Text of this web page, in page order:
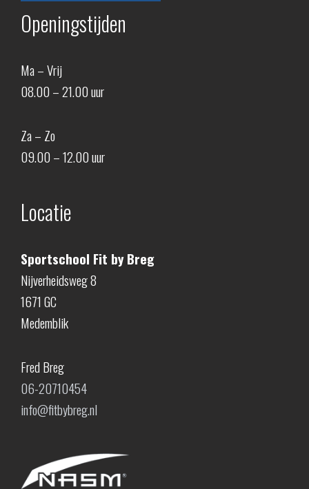
Openingstijden
Ma – Vrij
08.00 – 21.00 uur
Za – Zo
09.00 – 12.00 uur
Locatie
Sportschool Fit by Breg
Nijverheidsweg 8
1671 GC
Medemblik
Fred Breg
06-20710454
info@fitbybreg.nl